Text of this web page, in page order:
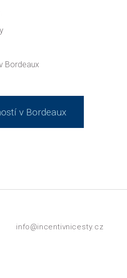
Bordeaux
v Bordeaux
info@incentivnicesty.cz